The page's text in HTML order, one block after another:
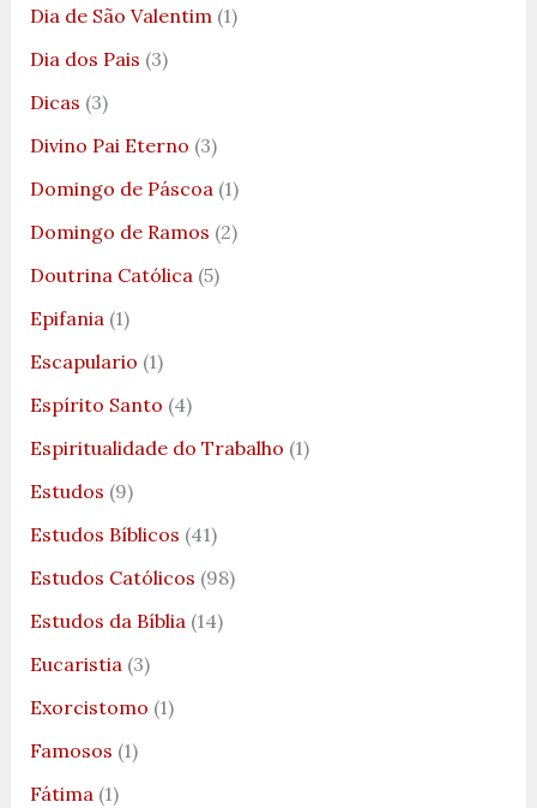
Dia de São Valentim(1)
Dia dos Pais (3)
Dicas (3)
Divino Pai Eterno (3)
Domingo de Páscoa(1)
Domingo de Ramos (2)
Doutrina Católica(5)
Epifania(1)
Escapulario (1)
Espírito Santo (4)
Espiritualidade do Trabalho (1)
Estudos (9)
Estudos Bíblicos (41)
Estudos Católicos (98)
Estudos da Bíblia(14)
Eucaristia(3)
Exorcistomo (1)
Famosos (1)
Fátima(1)